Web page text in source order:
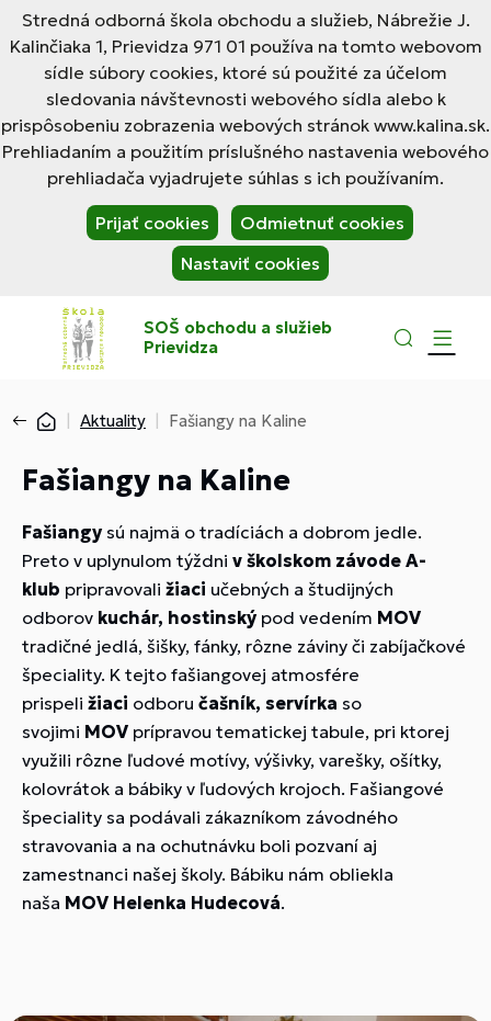
Stredná odborná škola obchodu a služieb, Nábrežie J.
Kalinčiaka 1, Prievidza 971 01 používa na tomto webovom
sídle súbory cookies, ktoré sú použité za účelom
sledovania návštevnosti webového sídla alebo k
prispôsobeniu zobrazenia webových stránok www.kalina.sk.
Prehliadaním a použitím príslušného nastavenia webového
prehliadača vyjadrujete súhlas s ich používaním.
Prijať cookies
Odmietnuť cookies
Nastaviť cookies
SOŠ obchodu a služieb
Prievidza
Aktuality Fašiangy na Kaline
Fašiangy na Kaline
Fašiangysú najmä o tradíciách a dobrom jedle.
Preto v uplynulom týždni v školskom závode A-
klub pripravovali žiaci učebných a študijných
odborov kuchár, hostinskýpod vedením MOV
tradičné jedlá, šišky, fánky, rôzne záviny či zabíjačkové
špeciality. K tejto fašiangovej atmosfére
prispeli žiaci odboru čašník, servírka so
svojimi MOV prípravou tematickej tabule, pri ktorej
využili rôzne ľudové motívy, výšivky, varešky, ošítky,
kolovrátok a bábiky v ľudových krojoch. Fašiangové
špeciality sa podávali zákazníkom závodného
stravovania a na ochutnávku boli pozvaní aj
zamestnanci našej školy. Bábiku nám obliekla
naša MOV Helenka Hudecová.